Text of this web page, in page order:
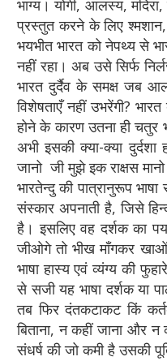
भाग्य। योगी, आलस्य,
प्रस्तुत करने के लिए
भयभीत भारत को नेपथ्य से
नहीं रहा। अब उसे सिर्फ
भारत दुर्दैव के समक्ष जब
विशेषताएँ नहीं उभरेंगी?
होने के कारण उतना ही चतुर
अभी इसकी क्या-क्या
जानो जी मुझे इक राक्षस
भारतेन्दु की पात्रानुरूप
संस्कार अपनाती है, जिसे
है। इसलिए वह दर्शक का
जीओगे तो भीख माँगकर
भाषा हास्य एवं व्यंग्य की
से सजी यह भाषा दर्शक या
तब फिर दंतकटाकट किं
बिताना, न कहीं जाना और न
संधर्ष की जो कमी है उसकी